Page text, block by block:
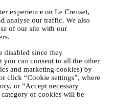
experience on Le Creuset,
analyse our traffic. We also
of our site with our
disabled since they
can consent to all the other
and marketing cookies) by
click “Cookie settings”, where
or “Accept necessary
of cookies will be
sneller afrekenen, meerdere
bekijken en volgen.
om ons in staat te stellen
accounthouder te leveren.
EN ASSISTENTIE AAN U
om onze contractuele
producten op de Website, uw
latere hulp na de verkoop
te beheren. Mogelijk